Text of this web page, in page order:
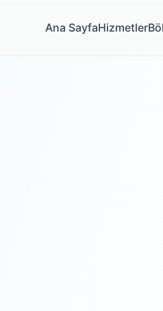
Ana SayfaHizmetler